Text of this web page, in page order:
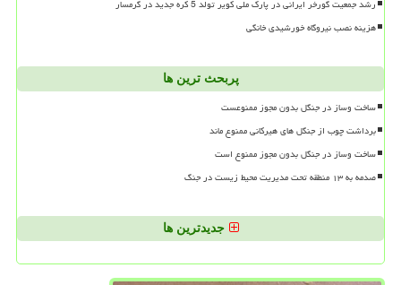
رشد جمعیت گورخر ایرانی در پارک ملی کویر تولد 5 کره جدید در گرمسار
هزینه نصب نیروگاه خورشیدی خانگی
پربحث ترین ها
ساخت وساز در جنگل بدون مجوز ممنوعست
برداشت چوب از جنگل های هیرکانی ممنوع ماند
ساخت وساز در جنگل بدون مجوز ممنوع است
صدمه به ۱۳ منطقه تحت مدیریت محیط زیست در جنگ
جدیدترین ها